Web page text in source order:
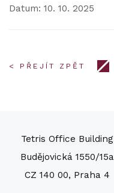
Datum: 10. 10. 2025
< PŘEJÍT ZPĚT
Tetris Office Building
Budějovická 1550/15a
CZ 140 00, Praha 4